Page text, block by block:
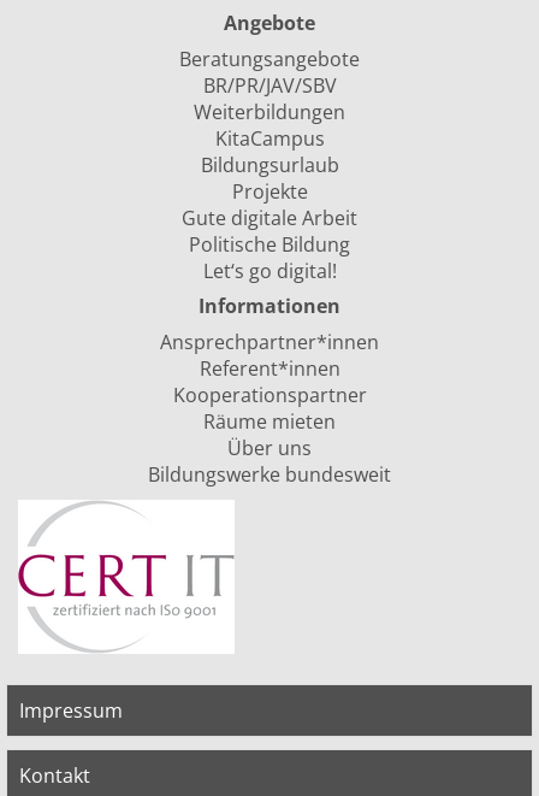
Angebote
Beratungsangebote
BR/PR/JAV/SBV
Weiterbildungen
KitaCampus
Bildungsurlaub
Projekte
Gute digitale Arbeit
Politische Bildung
Let‘s go digital!
Informationen
Ansprechpartner*innen
Referent*innen
Kooperationspartner
Räume mieten
Über uns
Bildungswerke bundesweit
Impressum
Kontakt